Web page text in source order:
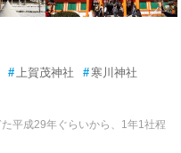
# 上賀茂神社 # 寒川神社
平成29年ぐらいから、1年1社程